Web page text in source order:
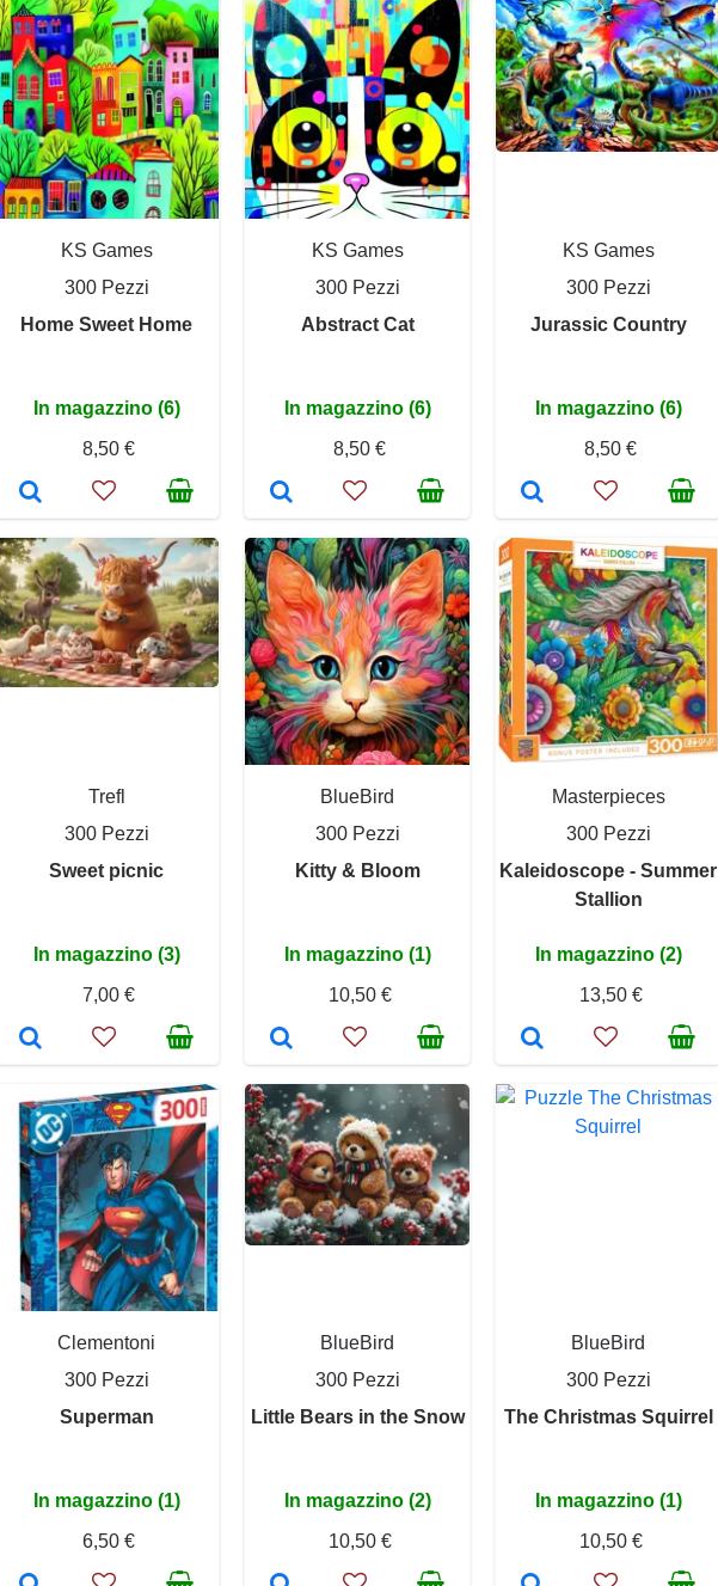
KS Games
300 Pezzi
Home Sweet Home
In magazzino (6)
8,50 €
KS Games
300 Pezzi
Abstract Cat
In magazzino (6)
8,50 €
KS Games
300 Pezzi
Jurassic Country
In magazzino (6)
8,50 €
Trefl
300 Pezzi
Sweet picnic
In magazzino (3)
7,00 €
BlueBird
300 Pezzi
Kitty & Bloom
In magazzino (1)
10,50 €
Masterpieces
300 Pezzi
Kaleidoscope - Summer
Stallion
In magazzino (2)
13,50 €
Clementoni
300 Pezzi
Superman
In magazzino (1)
6,50 €
BlueBird
300 Pezzi
Little Bears in the Snow
In magazzino (2)
10,50 €
BlueBird
300 Pezzi
The Christmas Squirrel
In magazzino (1)
10,50 €